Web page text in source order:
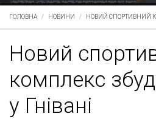
ГОЛОВНА НОВИНИ НОВИЙ СПОРТИВНИЙ
Новий
комплекс
у Гнівані